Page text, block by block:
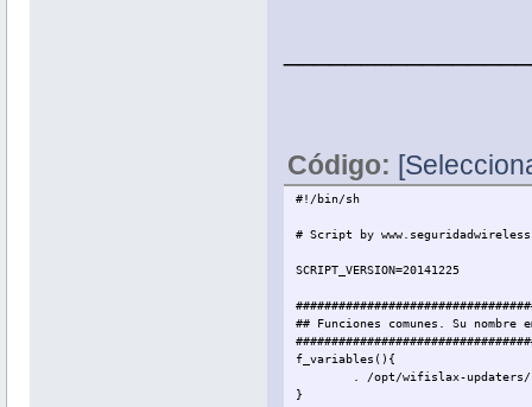
Código:
#!/bin/sh
# Script by
SCRIPT_VERSION=20141225
## Funciones comunes. Su nombre
f_variables(){
. /opt/wifislax-updaters/
}